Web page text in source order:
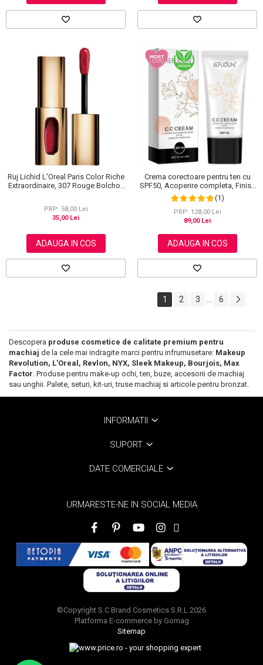
Ruj Lichid L'Oreal Paris Color Riche
Extraordinaire, 307 Rouge Bolchoi,
PRP: 58,00 Lei
35,00 Lei
ADAUGA IN COS
Crema corectoare pentru ten cu
SPF50, Acoperire completa, Finish
mat, Rezistenta, Anti Roseata, CC
Cream Sefudun, 30 ml
(1)
PRP: 128,00 Lei
89,00 Lei
ADAUGA IN COS
1 2 3 6
Descopera produse cosmetice de calitate premium pentru
machiaj de la cele mai indragite marci pentru infrumusetare: Makeup
Revolution, L'Oreal, Revlon, NYX, Sleek Makeup, Bourjois, Max
Factor . Produse pentru make-up ochi, ten, buze, accesorii de machiaj
sau unghii. Palete, seturi, kit-uri, truse machiaj si articole pentru bronzat.
INFORMATII
SUPORT
DATE COMERCIALE
URMARESTE-NE IN SOCIAL MEDIA
©Copyright S.C Brand Cosmetics S.R.L 2026
Platforma E-commerce by Gomag
Sitemap